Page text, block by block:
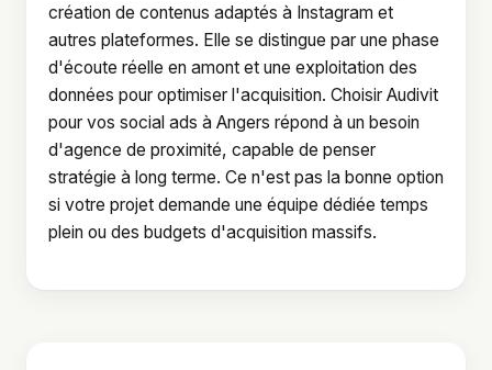
création de contenus adaptés à Instagram et
autres plateformes. Elle se distingue par une phase
d'écoute réelle en amont et une exploitation des
données pour optimiser l'acquisition. Choisir Audivit
pour vos social ads à Angers répond à un besoin
d'agence de proximité, capable de penser
stratégie à long terme. Ce n'est pas la bonne option
si votre projet demande une équipe dédiée temps
plein ou des budgets d'acquisition massifs.